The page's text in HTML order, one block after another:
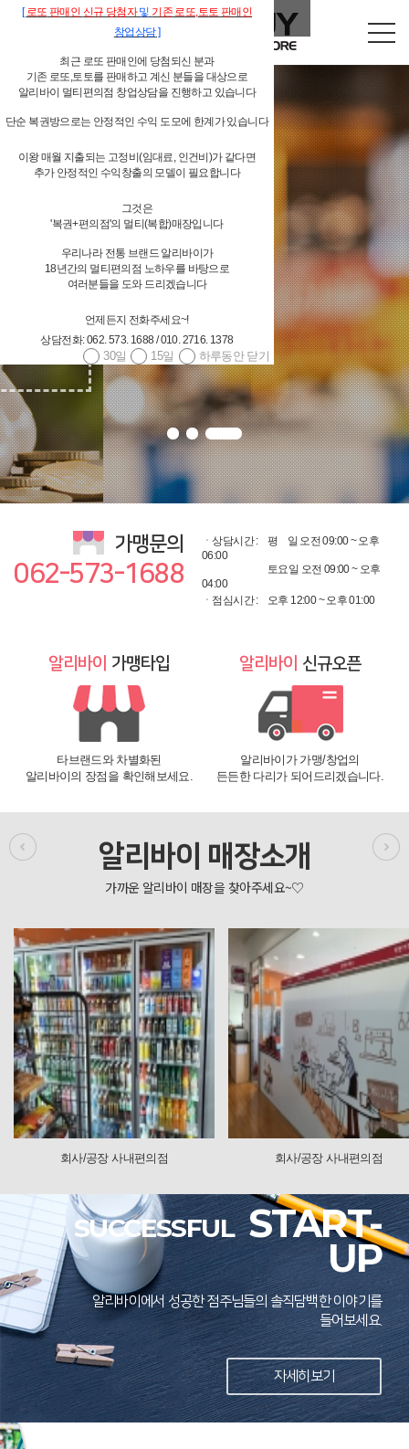
독립형 개인 편의점
알리바이 물류시스템 지원
가맹문의
062-573-1688
ㆍ상담시간 : 평
일 오전 09:00 ~ 오후
06:00
토요일 오전 09:00 ~ 오후
04:00
ㆍ점심시간 :
오후 12:00 ~ 오후 01:00
알리바이 가맹타입
타브랜드와 차별화된
알리바이의 장점을 확인해보세요.
알리바이 신규오픈
알리바이가 가맹/창업의
든든한 다리가 되어드리겠습니다.
알리바이 매장소개
/공장 사내편의점 회사/공장 사내편의점
SUCCESSFUL START-
UP
알리바이에서 성공한 점주님들의 솔직담백한 이야기를
들어보세요.
자세히보기
[로또 판매인 신규 당첨자및 기존 로또,토토 판매인
창업상담]
최근 로또 판매인에 당첨되신 분과
기존 로또,토토를 판매하고 계신 분들을 대상으로
알리바이 멀티편의점 창업상담을 진행하고 있습니다
단순 복권방으로는 안정적인 수익 도모에 한계가 있습니다
이왕 매월 지출되는 고정비(임대료, 인건비)가 같다면
추가 안정적인 수익창출의 모델이 필요합니다
그것은
'복권+편의점'의 멀티(복합)매장입니다
우리나라 전통 브랜드 알리바이가
18년간의 멀티편의점 노하우를 바탕으로
여러분들을 도와 드리겠습니다
언제든지 전화주세요~!
상담전화: 062. 573. 1688 / 010. 2716. 1378
하루동안 닫기
15일
30일